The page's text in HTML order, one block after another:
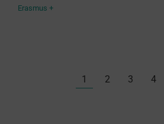
Erasmus +
1 2 3 4